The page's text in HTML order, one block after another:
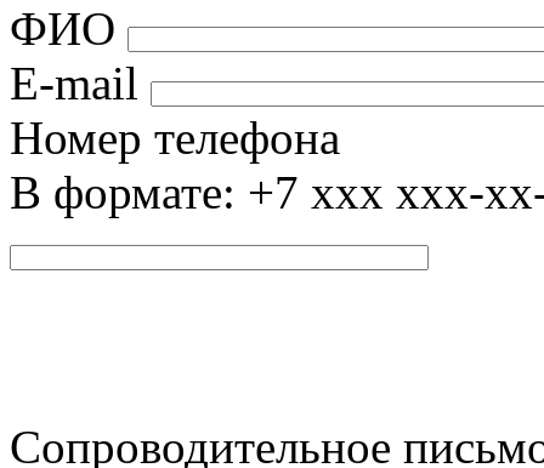
ФИО
E-mail
Номер телефона
В формате: +7 xxx xxx-
Сопроводительное